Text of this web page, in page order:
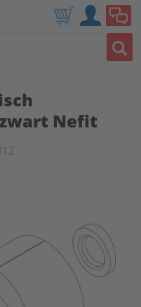
Nefit